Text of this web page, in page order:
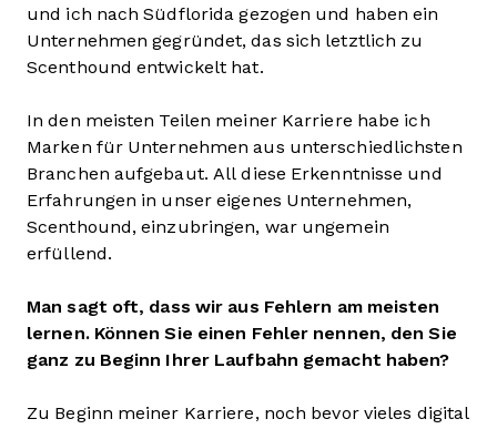
und ich nach Südflorida gezogen und haben ein
Unternehmen gegründet, das sich letztlich zu
Scenthound entwickelt hat.
In den meisten Teilen meiner Karriere habe ich
Marken für Unternehmen aus unterschiedlichsten
Branchen aufgebaut. All diese Erkenntnisse und
Erfahrungen in unser eigenes Unternehmen,
Scenthound, einzubringen, war ungemein
erfüllend.
Man sagt oft, dass wir aus Fehlern am meisten
lernen. Können Sie einen Fehler nennen, den Sie
ganz zu Beginn Ihrer Laufbahn gemacht haben?
Zu Beginn meiner Karriere, noch bevor vieles digital